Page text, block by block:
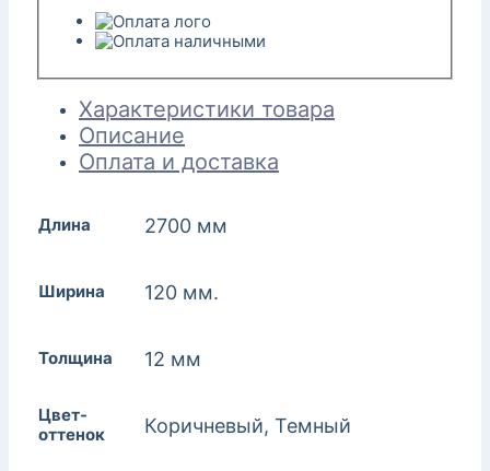
Характеристики товара
Описание
Оплата и доставка
Длина 2700 мм
Ширина 120 мм.
Толщина 12 мм
Цвет-
оттенок
Коричневый, Темный